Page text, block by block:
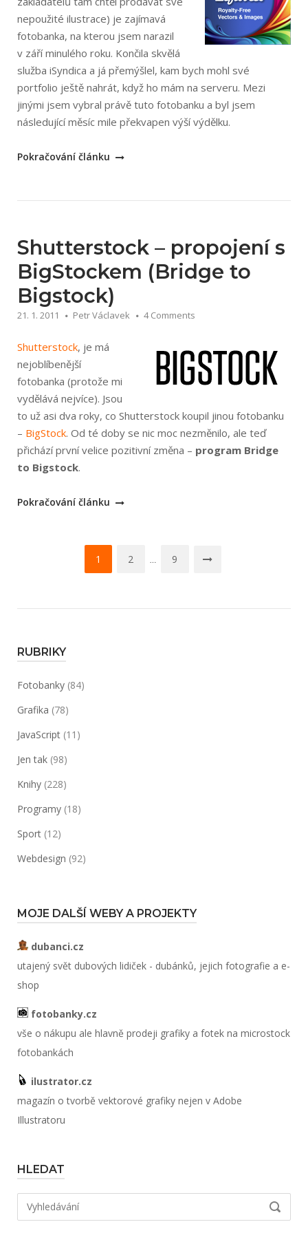
nepoužité ilustrace) je zajímavá
fotobanka, na kterou jsem narazil
v září minulého roku. Končila skvělá
služba iSyndica a já přemýšlel, kam bych mohl své
portfolio ještě nahrát, když ho mám na serveru. Mezi
jinými jsem vybral právě tuto fotobanku a byl jsem
následující měsíc mile překvapen výší výdělku.
„Microstock
Pokračování článku
Shutterstock – propojení s
BigStockem (Bridge to
Bigstock)
21. 1. 2011 Petr Václavek 4 Comments
Shutterstock, je má
nejoblíbenější
fotobanka (protože mi
vydělává nejvíce). Jsou
to už asi dva roky, co Shutterstock koupil jinou fotobanku
– BigStock. Od té doby se nic moc nezměnilo, ale teď
přichází první velice pozitivní změna – program Bridge
to Bigstock.
„Shutterstock
to
Pokračování článku
Navigace1 2 … 9
RUBRIKY
Fotobanky (84)
Grafika (78)
JavaScript (11)
Jen tak (98)
Knihy (228)
Programy (18)
Sport (12)
Webdesign (92)
MOJE DALŠÍ WEBY A PROJEKTY
dubanci.cz
utajený svět dubových lidiček - dubánků, jejich fotografie a e-
shop
fotobanky.cz
vše o nákupu ale hlavně prodeji grafiky a fotek na microstock
fotobankách
ilustrator.cz
magazín o tvorbě vektorové grafiky nejen v Adobe
Illustratoru
HLEDAT
Hledat: